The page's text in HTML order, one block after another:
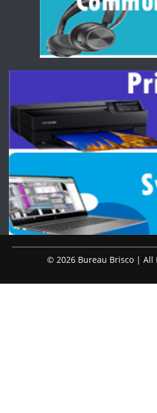
© 2026 Bureau Brisco | All